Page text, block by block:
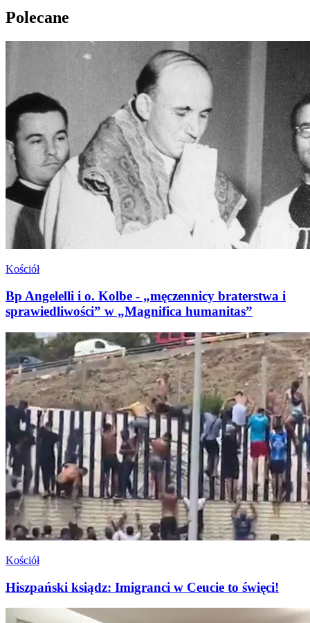
Polecane
Kościół
Bp Angelelli i o. Kolbe - „męczennicy braterstwa i
sprawiedliwości” w „Magnifica humanitas”
Kościół
Hiszpański ksiądz: Imigranci w Ceucie to święci!